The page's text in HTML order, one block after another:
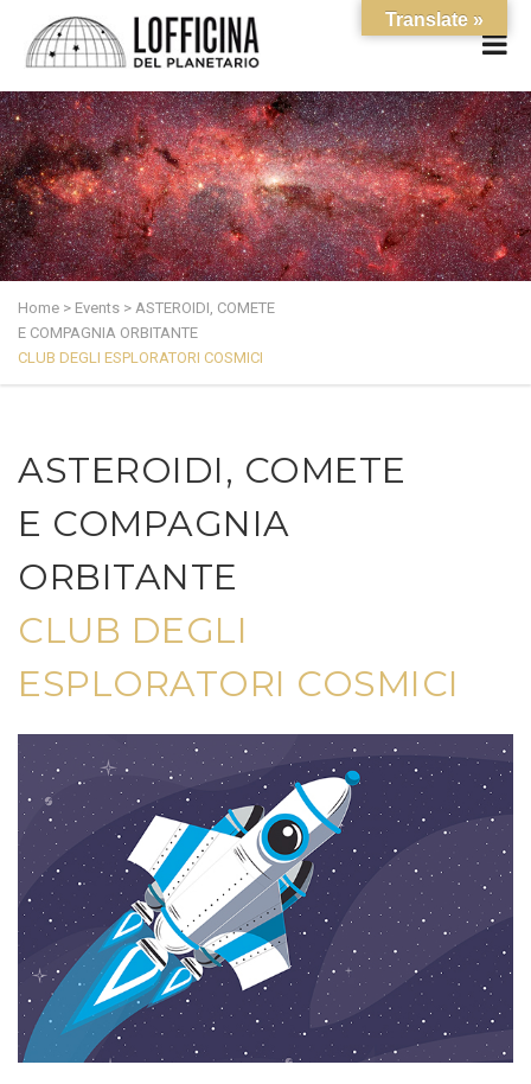
Home > Events > ASTEROIDI, COMETE
E COMPAGNIA ORBITANTE
CLUB DEGLI ESPLORATORI COSMICI
ASTEROIDI, COMETE
E COMPAGNIA
ORBITANTE
CLUB DEGLI
ESPLORATORI COSMICI
Translate »